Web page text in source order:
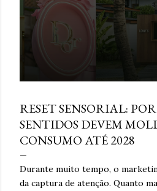
e
n
RESET SENSORIAL:
SENTIDOS DEVEM
CONSUMO ATÉ 2028
Durante muito tempo, o
da captura de atenção. Quanto